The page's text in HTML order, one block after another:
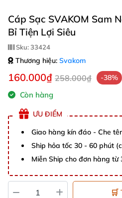
Cáp Sạc SVAKOM Sam
Bỉ Tiện Lợi Siêu
Sku:33424
Thương hiệu: Svakom
160.000₫ 258.000₫ -38%
Còn hàng
ƯU ĐIỂM
Giao hàng kín đáo - Che
Ship hỏa tốc 30 - 60 phút
Miễn Ship cho đơn hàng từ
🛒